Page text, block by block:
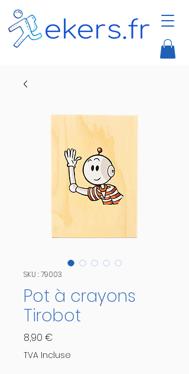
SKU : 79003
Pot à crayons
Tirobot
8,90 €
TVA Incluse